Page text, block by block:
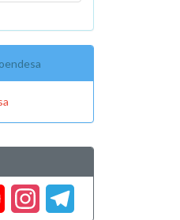
YouTube